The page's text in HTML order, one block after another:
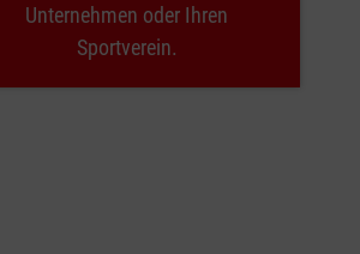
Unternehmen oder Ihren
Sportverein.